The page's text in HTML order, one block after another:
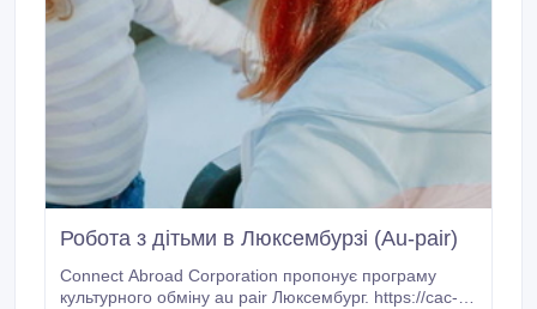
Робота з дітьми в Люксембурзі (Au-pair)
Connect Abroad Corporation пропонує програму
культурного обміну au pair Люксембург. https://cac-